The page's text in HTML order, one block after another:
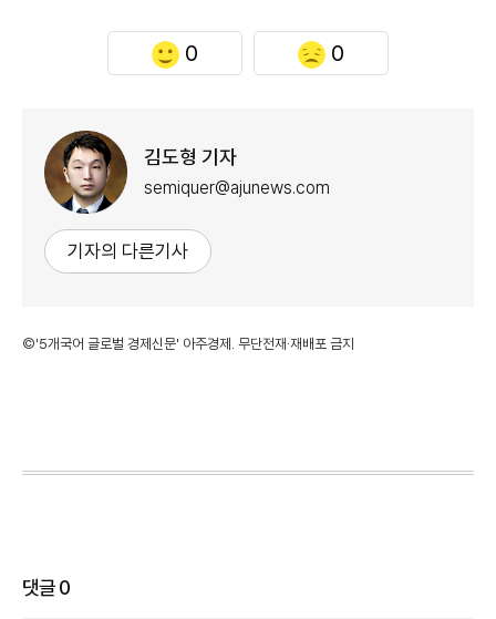
0 0
김도형 기자
semiquer@ajunews.com
기자의 다른기사
©'5개국어 글로벌 경제신문' 아주경제. 무단전재·재배포 금지
댓글0